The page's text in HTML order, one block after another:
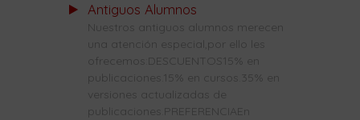
Antiguos Alumnos
Nuestros antiguos alumnos merecen
una atención especial,por ello les
ofrecemos:DESCUENTOS15% en
publicaciones.15% en cursos.35% en
versiones actualizadas de
publicaciones.PREFERENCIAEn